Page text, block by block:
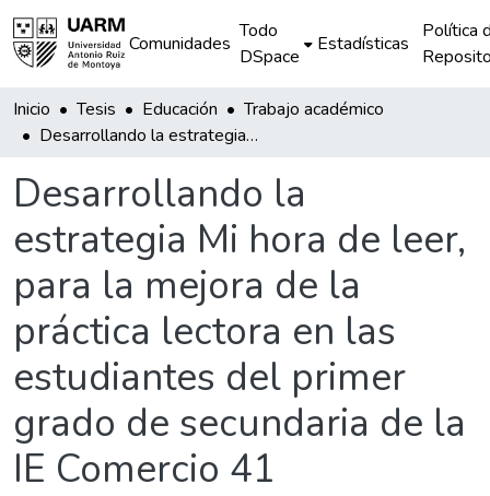
Comunidades
Todo
DSpace
Estadísticas
Política
Inicio Tesis Educación
Trabajo académico
Desarrollando la estrategia Mi hora de leer, para la mejora de la práctica lectora en las estudiantes del primer grado de secundaria de la IE Comercio 41
Desarrollando la
estrategia Mi hora de leer,
para la mejora de la
práctica lectora en las
estudiantes del primer
grado de secundaria de la
IE Comercio 41